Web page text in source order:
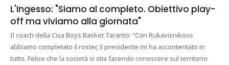
L'Ingesso: "Siamo al completo. Obiettivo play-
off ma viviamo alla giornata"
Il coach della Cisa Boys Basket Taranto: "Con Rukavisnikovs
abbiamo completato il roster, il presidente mi ha accontentato in
tutto. Felice che la società si stia facendo conoscere sul territorio